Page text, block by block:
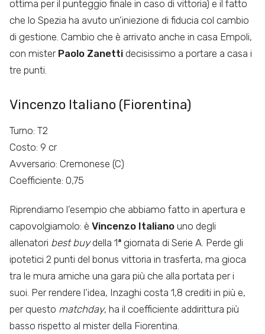
ottima per il punteggio finale in caso di vittoria) e il fatto
che lo Spezia ha avuto un’iniezione di fiducia col cambio
di gestione. Cambio che è arrivato anche in casa Empoli,
con mister Paolo Zanetti decisissimo a portare a casa i
tre punti.
Vincenzo Italiano (Fiorentina)
Turno: T2
Costo: 9 cr
Avversario: Cremonese (C)
Coefficiente: 0,75
Riprendiamo l’esempio che abbiamo fatto in apertura e
capovolgiamolo: è Vincenzo Italiano uno degli
allenatori best buydella 1ª giornata di Serie A. Perde gli
ipotetici 2 punti del bonus vittoria in trasferta, ma gioca
tra le mura amiche una gara più che alla portata per i
suoi. Per rendere l’idea, Inzaghi costa 1,8 crediti in più e,
per questo matchday, ha il coefficiente addirittura più
basso rispetto al mister della Fiorentina.